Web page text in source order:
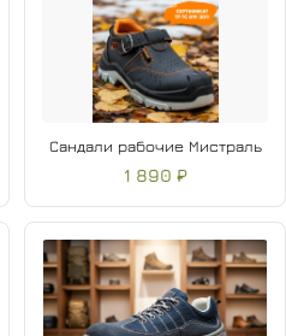
Сандали рабочие Мистраль
1 890 ₽